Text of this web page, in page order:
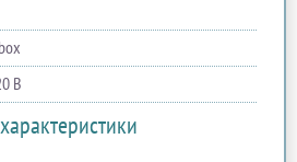
В